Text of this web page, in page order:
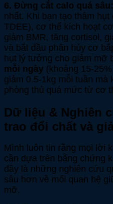
6. Đừng cắt calo quá sâu:
nhất. Khi bạn tạo thâm
TDEE), cơ thể kích hoạt
giảm BMR, tăng cortisol,
và bắt đầu phân hủy cơ
hụt lý tưởng cho giảm mỡ
mỗi ngày (khoảng 15-
giảm 0.5-1kg mỗi tuần mà
phòng thủ quá mức từ cơ
Dữ liệu & Nghiên
trao đổi chất và
Mình luôn tin rằng mọi lời
cần dựa trên bằng chứng
đây là những nghiên cứu
sâu hơn về mối quan hệ
mỡ.